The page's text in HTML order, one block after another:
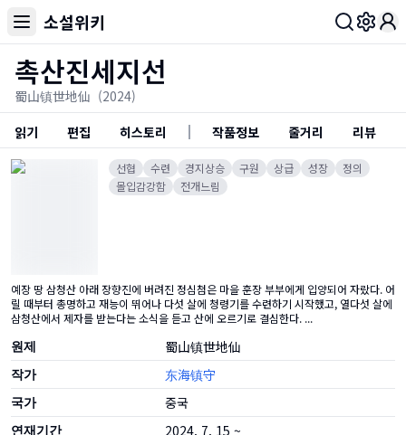
소설위키
촉산진세지선
蜀山镇世地仙 (2024)
읽기
편집 히스토리 작품정보 줄거리 리뷰
선협 수련 경지상승 구원 상급 성장
정의
몰입감강함
전개느림
예장 땅 삼청산 아래 장향진에 버려진 정심첨은 마을 훈장 부부에게 입양되어 자랐다. 어
릴 때부터 총명하고 재능이 뛰어나 다섯 살에 청령기를 수련하기 시작했고, 열다섯 살에
삼청산에서 제자를 받는다는 소식을 듣고 산에 오르기로 결심한다. ...
원제 蜀山镇世地仙
작가 东海镇守
국가 중국
연재기간 2024. 7. 15 ~